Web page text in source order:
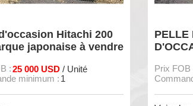
PELLE HITACHI 200
D'OCCASION, ORIGINALE
Prix FOB :23 000 USD
Commande min. :